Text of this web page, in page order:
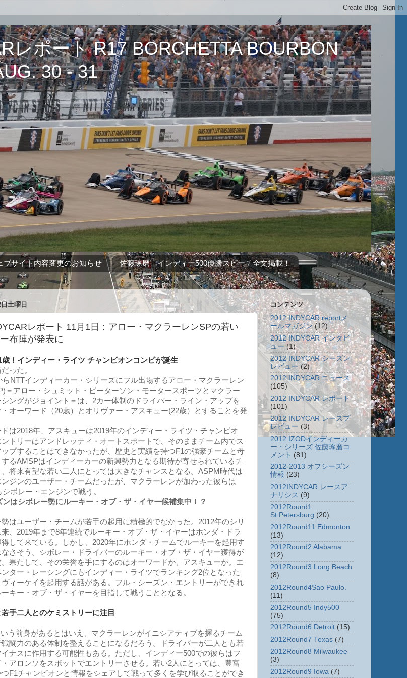
レポート R17 BORCHETTA BOURBON
30 - 31
サイト内容変更のお知らせ
佐藤琢磨 インディー500優勝スピーチ全文掲載！
土曜日
レポート 11月1日：アロー・マクラーレンSPの若い
布陣が発表に
歳！インディー・ライツ チャンピオンコンビが誕生
った。
NTTインディーカー・シリーズにフル出場するアロー・マクラーレン
＝アロー・シュミット・ピーターソン・モータースポーツとマクラー
シングがジョイント＝は、2カー体制のドライバー・ライン・アップを
オーワード（20歳）とオリヴァー・アスキュー(22歳）とすることを発
は2018年、アスキューは2019年のインディー・ライツ・チャンピオ
ントリーはアンドレッティ・オートスポートで、そのままチーム内でス
プすることはできなかったが、歴史と実績を持つF1の強豪チームと母
るAMSPはインディーカーの新興勢力となる期待が寄せられているチ
将来有望な若い二人にとっては大きなチャンスとなる。ASPM時代は
ジンのユーザー・チームだったが、マクラーレンが加わった彼らは
シボレー・エンジンで戦う。
ンはシボレー勢にルーキー・オブ・ザ・イヤー候補集中！？
はユーザー・チームが若手の起用に積極的でなかった。2012年のシリ
、2019年まで8年連続でルーキー・オブ・ザ・イヤーはホンダ・ドラ
して来ている。しかし、2020年にホンダ・チームでルーキーを起用す
なさそう。シボレー・ドライバーのルーキー・オブ・ザ・イヤー獲得が
果たして、その栄誉を手にするのはオーワードか、アスキューか。エ
ンター・レーシングにもインディー・ライツでランキング2位となった
ィーケイを起用する話がある。フル・シーズン・エントリーができれ
キー・オブ・ザ・イヤーを目指して戦うこととなる。
手二人とのケミストリーに注目
う前身があるとはいえ、マクラーレンがイニシアティブを握るチーム
闘力のある体制を整えることになるだろう。ドライバーが二人とも若
ナスに作用する可能性もある。ただし、インディー500での彼らはフ
・アロンソをスポットでエントリーさせる。若い2人にとっては、豊富
F1チャンピオンと情報をシェアして戦って多くを学び取ることができ
コンテンツ
2012 INDYCAR reportメ
ールマガジン (12)
2012 INDYCAR インタビ
ュー (1)
2012 INDYCAR シーズン
レビュー (2)
2012 INDYCAR ニュース
(105)
2012 INDYCAR レポート
(101)
2012 INDYCAR レースプ
レビュー (3)
2012 IZODインディーカ
ー・シリーズ 佐藤琢磨コ
メント (81)
2012-2013 オフシーズン
情報 (23)
2012INDYCAR レースア
ナリシス (9)
2012Round1
St.Petersburg (20)
2012Round11 Edmonton
(13)
2012Round2 Alabama
(12)
2012Round3 Long Beach
(8)
2012Round4Sao Paulo.
(11)
2012Round5 Indy500
(75)
2012Round6 Detroit (15)
2012Round7 Texas (7)
2012Round8 Milwaukee
(3)
2012Round9 Iowa (7)